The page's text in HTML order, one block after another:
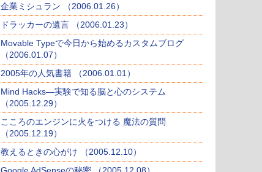
企業ミシュラン （2006.01.26）
ドラッカーの遺言 （2006.01.23）
Movable Typeで今日から始めるカスタムブログ
（2006.01.07）
2005年の人気書籍 （2006.01.01）
Mind Hacks―実験で知る脳と心のシステム
（2005.12.29）
こころのエンジンに火をつける 魔法の質問
（2005.12.19）
教えるときの心がけ （2005.12.10）